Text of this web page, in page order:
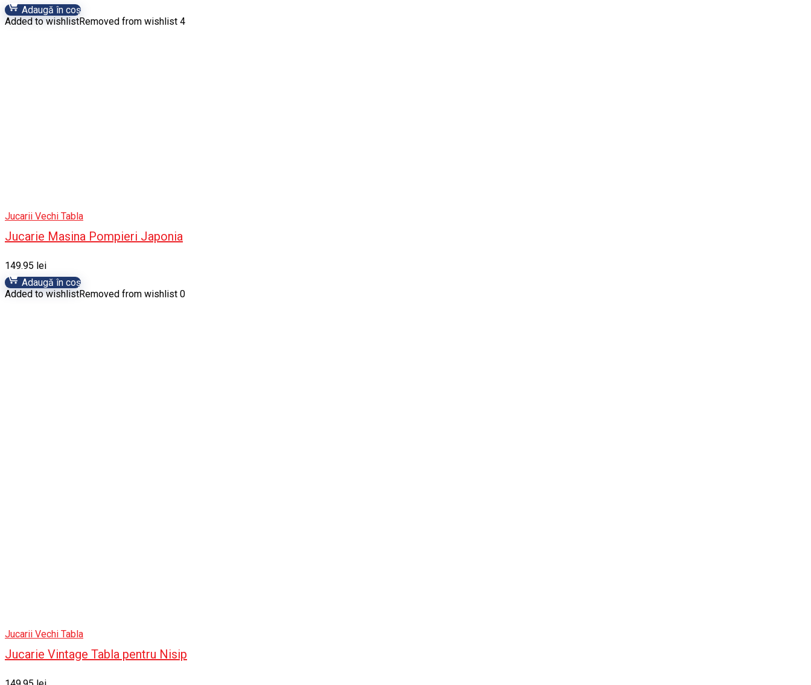
Adaugă în coș
Added to wishlistRemoved from wishlist 4
Jucarii Vechi Tabla
Jucarie Masina Pompieri Japonia
149.95 lei
Adaugă în coș
Added to wishlistRemoved from wishlist 0
Jucarii Vechi Tabla
Jucarie Vintage Tabla pentru Nisip